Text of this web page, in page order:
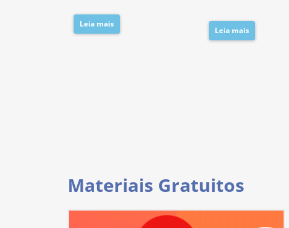
Leia mais
Leia mais
Materiais Gratuitos